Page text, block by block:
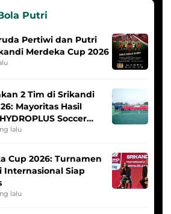
Putri
Pertiwi dan Putri
Merdeka Cup 2026
2 Tim di Srikandi
Mayoritas Hasil
Soccer
lalu
Cup 2026: Turnamen
Internasional Siap
lalu